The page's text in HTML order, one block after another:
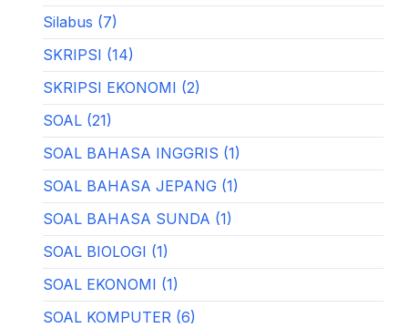
Silabus (7)
SKRIPSI (14)
SKRIPSI EKONOMI (2)
SOAL (21)
SOAL BAHASA INGGRIS (1)
SOAL BAHASA JEPANG (1)
SOAL BAHASA SUNDA (1)
SOAL BIOLOGI (1)
SOAL EKONOMI (1)
SOAL KOMPUTER (6)